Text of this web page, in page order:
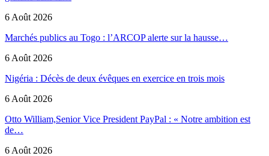
6 Août 2026
Marchés publics au Togo : l’ARCOP alerte sur la hausse…
6 Août 2026
Nigéria : Décès de deux évêques en exercice en trois mois
6 Août 2026
Otto William,Senior Vice President PayPal : « Notre ambition est
de…
6 Août 2026